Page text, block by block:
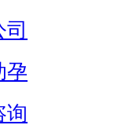
孕
询